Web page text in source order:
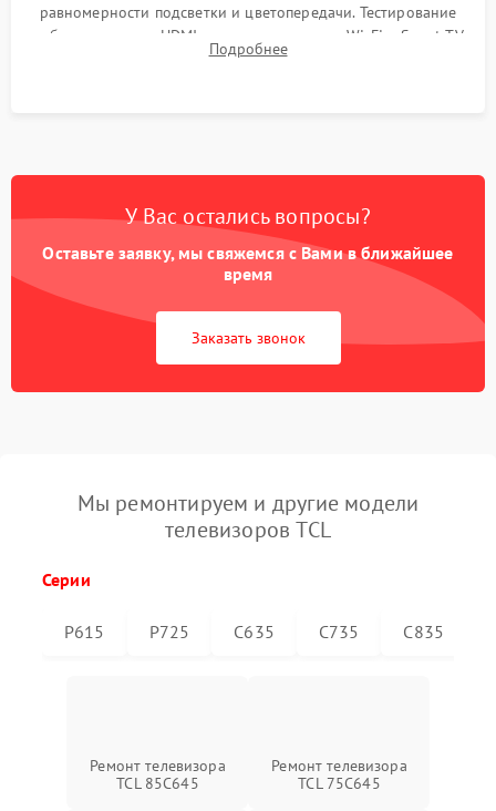
равномерности подсветки и цветопередачи. Тестирование
работы разъемов HDMI, динамиков, модуля Wi-Fi и Smart TV
в рабочем режиме в течение нескольких часов.
Подробнее
У Вас остались вопросы?
Оставьте заявку, мы свяжемся с Вами в ближайшее
время
Заказать звонок
Мы ремонтируем и другие модели
телевизоров TCL
Серии
P615 P725 C635 C735 C835
Ремонт телевизора
TCL 85C645
Ремонт телевизора
TCL 75C645